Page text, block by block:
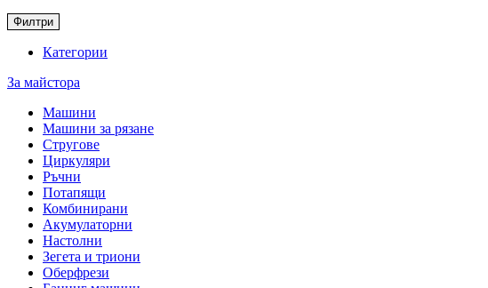
Филтри
Категории
За майстора
Машини
Машини за рязане
Стругове
Циркуляри
Ръчни
Потапящи
Комбинирани
Акумулаторни
Настолни
Зегета и триони
Оберфрези